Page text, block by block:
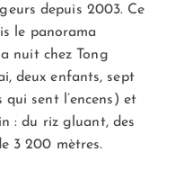
depuis 2003. Ce
le panorama
nuit chez Tong
deux enfants, sept
qui sent l’encens) et
: du riz gluant, des
3 200 mètres.